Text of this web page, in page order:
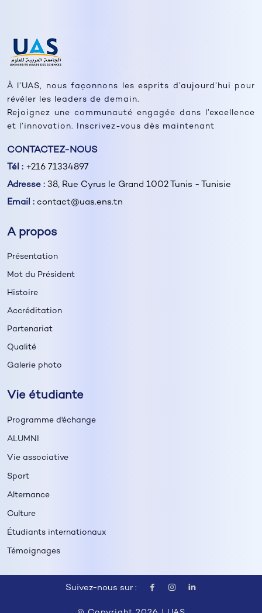
À l’UAS, nous façonnons les esprits d’aujourd’hui pour
révéler les leaders de demain.
Rejoignez une communauté engagée dans l’excellence
et l’innovation. Inscrivez-vous dès maintenant
CONTACTEZ-NOUS
Tél : +216 71334897
Adresse : 38, Rue Cyrus le Grand 1002 Tunis - Tunisie
Email : contact@uas.ens.tn
A propos
Présentation
Mot du Président
Histoire
Accréditation
Partenariat
Qualité
Galerie photo
Vie étudiante
Programme d'échange
ALUMNI
Vie associative
Sport
Alternance
Culture
Étudiants internationaux
Témoignages
Suivez-nous sur :